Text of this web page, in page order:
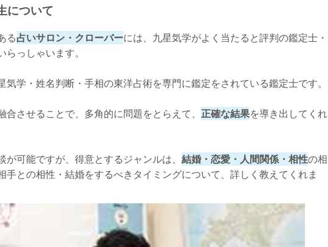
について
る占いサロン・クローバーには、九星気学がよく当たると評判の鑑定士・
らっしゃいます。
気学・姓名判断・手相の東洋占術を専門に鑑定をされている鑑定士です。
合させることで、多角的に問題をとらえて、 正確な結果を導き出してくれ
が可能ですが、得意とするジャンルは、 結婚・恋愛・人間関係・相性の相
手との相性・結婚をするべきタイミングについて、詳しく教えてくれま